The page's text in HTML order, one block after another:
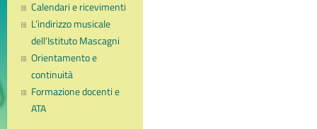
Calendari e ricevimenti
L’indirizzo musicale
dell’Istituto Mascagni
Orientamento e
continuità
Formazione docenti e
ATA